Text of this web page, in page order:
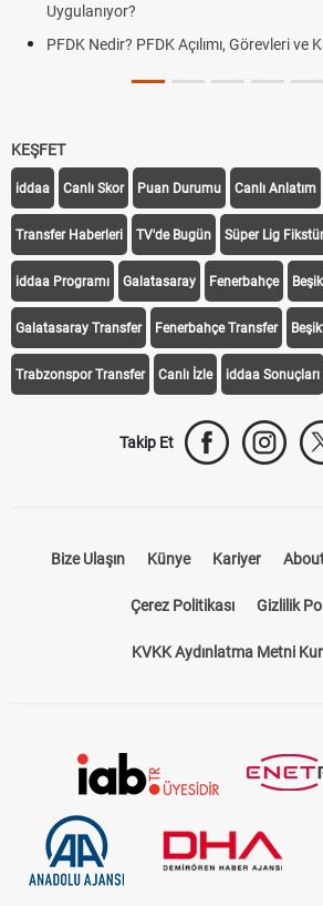
PFDK Açılımı, Görevleri ve Karar Süreci
KEŞFET
iddaa Canlı Skor Puan Durumu Canlı Anlatım
Transfer Haberleri TV'de Bugün Süper Lig Fikstür
iddaa Programı Galatasaray Fenerbahçe
Galatasaray Transfer Fenerbahçe Transfer
Trabzonspor Transfer Canlı İzle iddaa Sonuçları